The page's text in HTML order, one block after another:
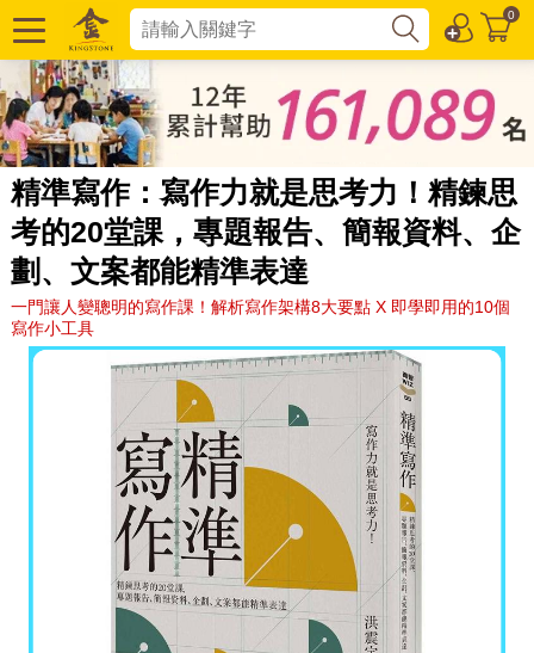
0
精準寫作：寫作力就是思考力！精鍊思
考的20堂課，專題報告、簡報資料、企
劃、文案都能精準表達
一門讓人變聰明的寫作課！解析寫作架構8大要點 X 即學即用的10個
寫作小工具